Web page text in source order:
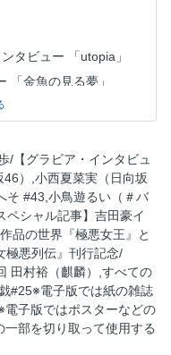
タビュー 「utopia」
「金魚の見る夢」
監督インタビュー熊切和
生の可能性」
タビュー 「PAST＜
で出した答え「いつも
ット「Ruka’sfilm」
ト写真集「ゆらドキ
『初めて好きになった
き出した青春のカタ
/【グラビア・インタビュ
）,小西夏菜実（日向坂
そ #43,小鳥遊るい（＃バ
ペシャル記事】吉田豪イ
品の世界『極悪女王』と
極悪列伝』刊行記念/
田村裕（麒麟）,すべての
#25※電子版では紙の雑誌
子版ではポスターなどの
部を切り取って使用する